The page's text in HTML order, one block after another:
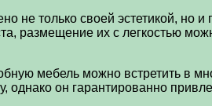
не только своей эстетикой, но и
размещение их с легкостью
мебель можно встретить в
он гарантированно